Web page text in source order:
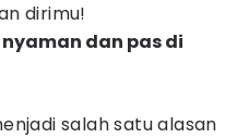
dirimu!
dan pas di
salah satu alasan